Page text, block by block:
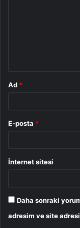
Ad *
E-posta *
İnternet sitesi
Daha sonraki
adresim ve site